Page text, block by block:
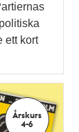
ett kort
Årskurs
4-6